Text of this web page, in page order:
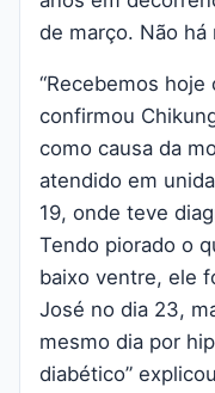
de março. Não
“Recebemos
confirmou
como causa da
atendido em
19, onde teve
Tendo piorado o
baixo ventre, ele
José no dia 23,
mesmo dia por
diabético”